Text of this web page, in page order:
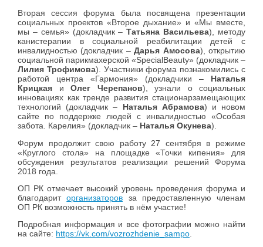
Вторая сессия форума была посвящена презентации
социальных проектов «Второе дыхание» и «Мы вместе,
мы – семья» (докладчик –Татьяна Васильева), методу
канистерапии в социальной реабилитации детей с
инвалидностью (докладчик –Дарья Амосова), открытию
социальной парикмахерской «SpecialBeauty» (докладчик –
Лилия Трофимова). Участники форума познакомились с
работой центра «Гармония» (докладчики – Наталья
Крицкая и Олег Черепанов), узнали о социальных
инновациях как тренде развития стационарзамещающих
технологий (докладчик – Наталья Абрамова) и новом
сайте по поддержке людей с инвалидностью «Особая
забота. Карелия» (докладчик – Наталья Окунева).
Форум продолжит свою работу 27 сентября в режиме
«Круглого стола» на площадке «Точки кипения» для
обсуждения результатов реализации решений Форума
2018 года.
ОП РК отмечает высокий уровень проведения форума и
благодариторганизаторов за предоставленную членам
ОП РК возможность принять в нём участие!
Подробная информация и все фотографии можно найти
на сайте: https://vk.com/vozrozhdenie_sampo.